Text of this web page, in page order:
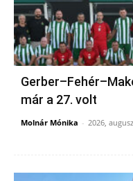
már a 27. volt
Molnár Mónika - 2026,